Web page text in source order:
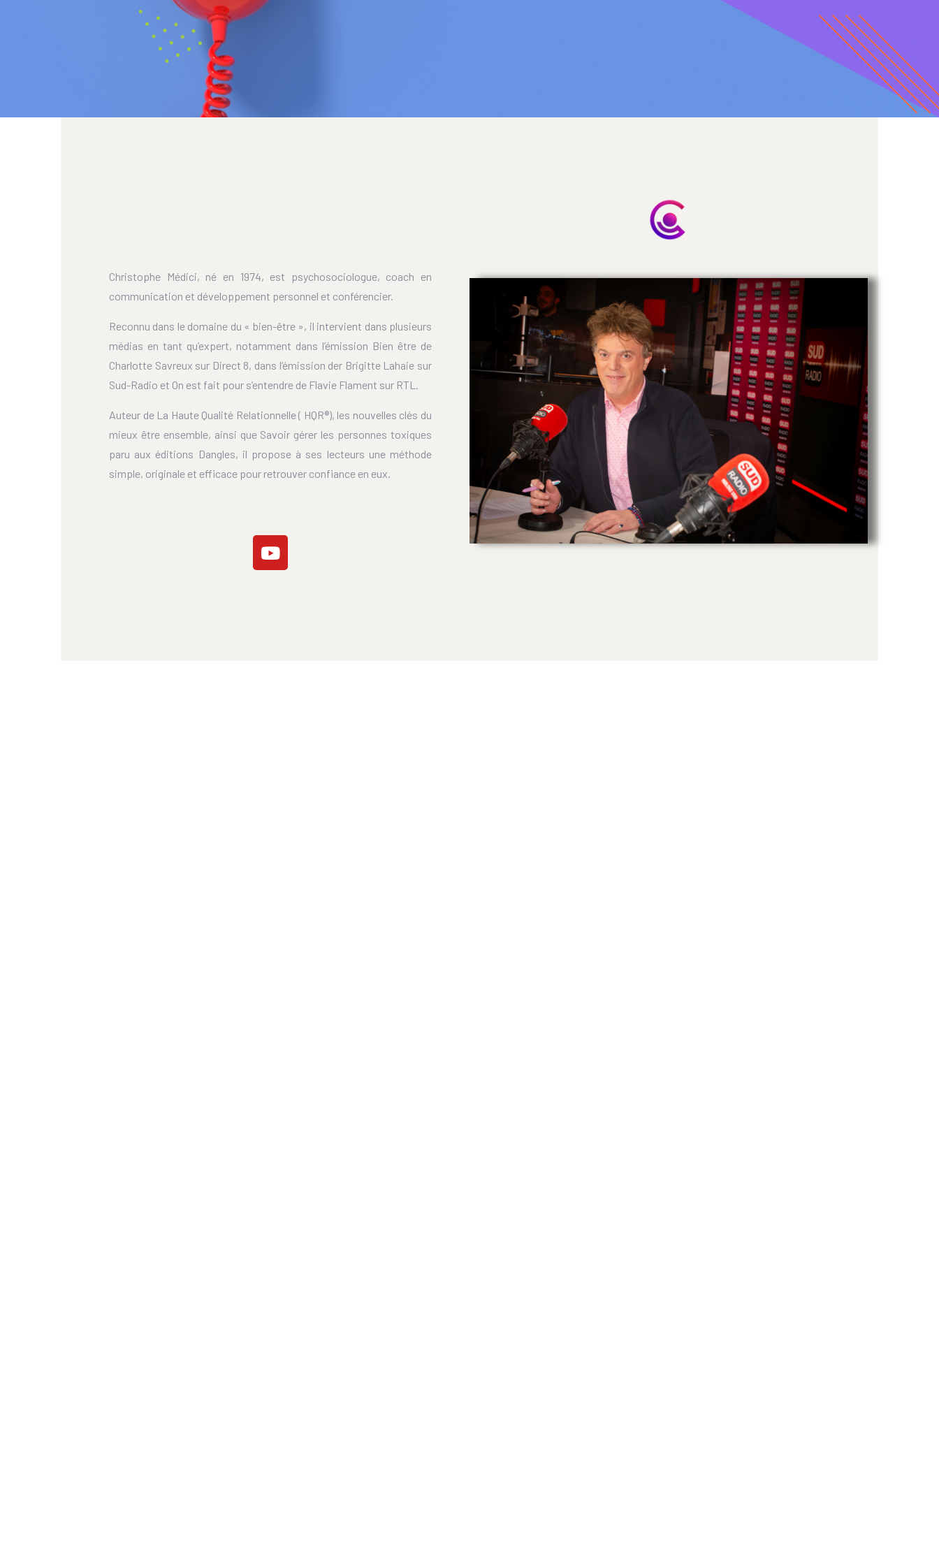
Christophe Médici, né en 1974, est psychosociologue, coach en
communication et développement personnel et conférencier.
Reconnu dans le domaine du « bien-être », il intervient dans plusieurs
médias en tant qu’expert, notamment dans l’émission Bien être de
Charlotte Savreux sur Direct 8, dans l’émission der Brigitte Lahaie sur
Sud-Radio et On est fait pour s’entendre de Flavie Flament sur RTL.
Auteur de La Haute Qualité Relationnelle ( HQR®), les nouvelles clés du
mieux être ensemble, ainsi que Savoir gérer les personnes toxiques
paru aux éditions Dangles, il propose à ses lecteurs une méthode
simple, originale et efficace pour retrouver confiance en eux.